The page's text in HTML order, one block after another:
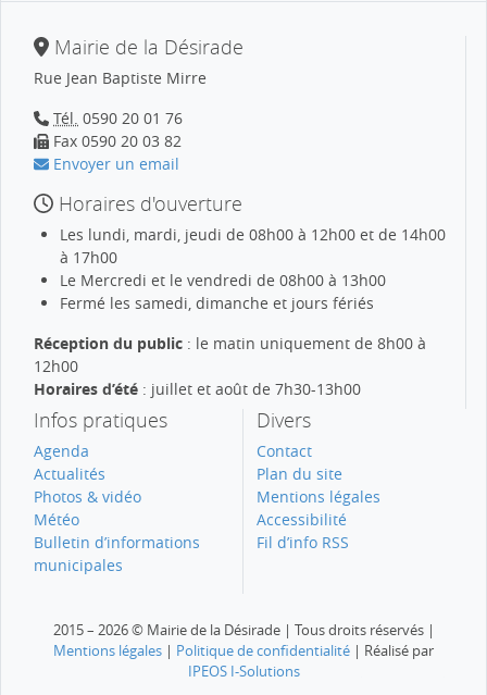
Mairie de la Désirade
Rue Jean Baptiste Mirre
Tél. 0590 20 01 76
Fax 0590 20 03 82
Envoyer un email
Horaires d'ouverture
Les lundi, mardi, jeudi de 08h00 à 12h00 et de 14h00
à 17h00
Le Mercredi et le vendredi de 08h00 à 13h00
Fermé les samedi, dimanche et jours fériés
Réception du public : le matin uniquement de 8h00 à
12h00
Horaires d’été : juillet et août de 7h30-13h00
Infos pratiques
Agenda
Actualités
Photos & vidéo
Météo
Bulletin d’informations
municipales
Divers
Contact
Plan du site
Mentions légales
Accessibilité
Fil d’info RSS
2015 – 2026 © Mairie de la Désirade | Tous droits réservés |
Mentions légales | Politique de confidentialité | Réalisé par
IPEOS I-Solutions